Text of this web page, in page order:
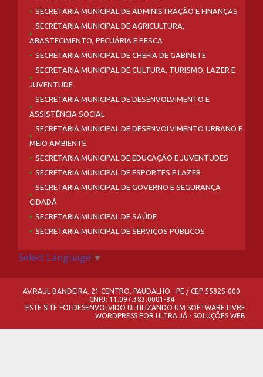
SECRETARIA MUNICIPAL DE ADMINISTRAÇÃO E FINANÇAS
SECRETARIA MUNICIPAL DE AGRICULTURA,
ABASTECIMENTO, PECUÁRIA E PESCA
SECRETARIA MUNICIPAL DE CHEFIA DE GABINETE
SECRETARIA MUNICIPAL DE CULTURA, TURISMO, LAZER E
JUVENTUDE
SECRETARIA MUNICIPAL DE DESENVOLVIMENTO E
ASSISTÊNCIA SOCIAL
SECRETARIA MUNICIPAL DE DESENVOLVIMENTO URBANO E
MEIO AMBIENTE
SECRETARIA MUNICIPAL DE EDUCAÇÃO E JUVENTUDES
SECRETARIA MUNICIPAL DE ESPORTES E LAZER
SECRETARIA MUNICIPAL DE GOVERNO E SEGURANÇA
CIDADÃ
SECRETARIA MUNICIPAL DE SAÚDE
SECRETARIA MUNICIPAL DE SERVIÇOS PÚBLICOS
Select Language ▼
AV.RAUL BANDEIRA, 21 CENTRO, PAUDALHO - PE / CEP:55825-000
CNPJ: 11.097.383.0001-84
ESTE SITE FOI DESENVOLVIDO ULTILIZANDO UM SOFTWARE LIVRE
WORDPRESS POR ULTRA JÁ - SOLUÇÕES WEB